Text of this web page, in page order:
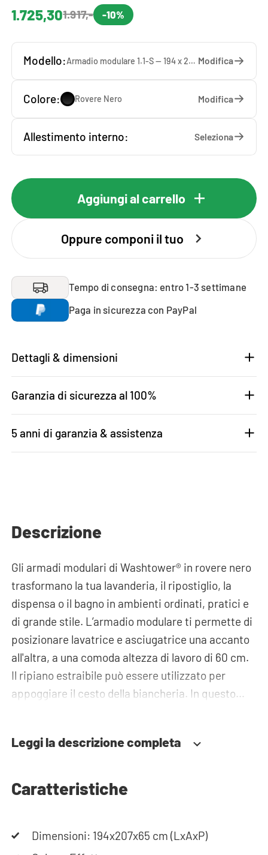
1.725,301.917,- -10%
Modello: Armadio modulare 1.1-S — 194 x 207 x 65 cm Modifica
Colore: Rovere Nero Modifica
Allestimento interno: Seleziona
Aggiungi al carrello
Oppure componi il tuo
Tempo di consegna: entro 1-3 settimane
Paga in sicurezza con PayPal
Dettagli & dimensioni
Garanzia di sicurezza al 100%
5 anni di garanzia & assistenza
Descrizione
Gli armadi modulari di Washtower® in rovere nero
trasformano la tua lavanderia, il ripostiglio, la
dispensa o il bagno in ambienti ordinati, pratici e
di grande stile. L’armadio modulare ti permette di
posizionare lavatrice e asciugatrice una accanto
all'altra, a una comoda altezza di lavoro di 60 cm.
Il ripiano estraibile può essere utilizzato per
appoggiare il cesto della biancheria. In questo
ricordo del passato! Sotto gli elettrodomestici
biancheria e altri oggetti necessari. Per ottenere
tubazioni possono essere nascoste con cura
Leggi la descrizione completa
Caratteristiche
Dimensioni: 194x207x65 cm (LxAxP)